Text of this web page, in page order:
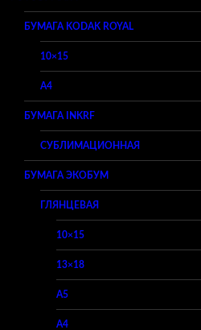
БУМАГА KODAK ROYAL
10×15
A4
БУМАГА INKRF
СУБЛИМАЦИОННАЯ
БУМАГА ЭКОБУМ
ГЛЯНЦЕВАЯ
10×15
13×18
A5
A4